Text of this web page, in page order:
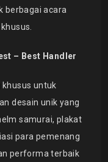
berbagai acara
– Best Handler
untuk
desain unik yang
samurai, plakat
para pemenang
performa terbaik